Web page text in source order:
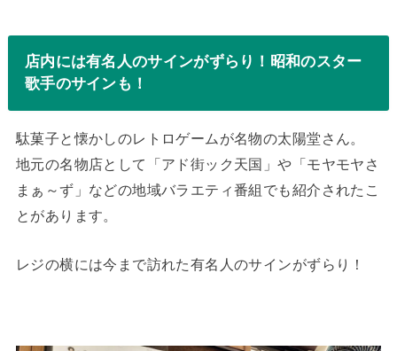
店内には有名人のサインがずらり！昭和のスター
歌手のサインも！
駄菓子と懐かしのレトロゲームが名物の太陽堂さん。
地元の名物店として「アド街ック天国」や「モヤモヤさ
まぁ～ず」などの地域バラエティ番組でも紹介されたこ
とがあります。
レジの横には今まで訪れた有名人のサインがずらり！